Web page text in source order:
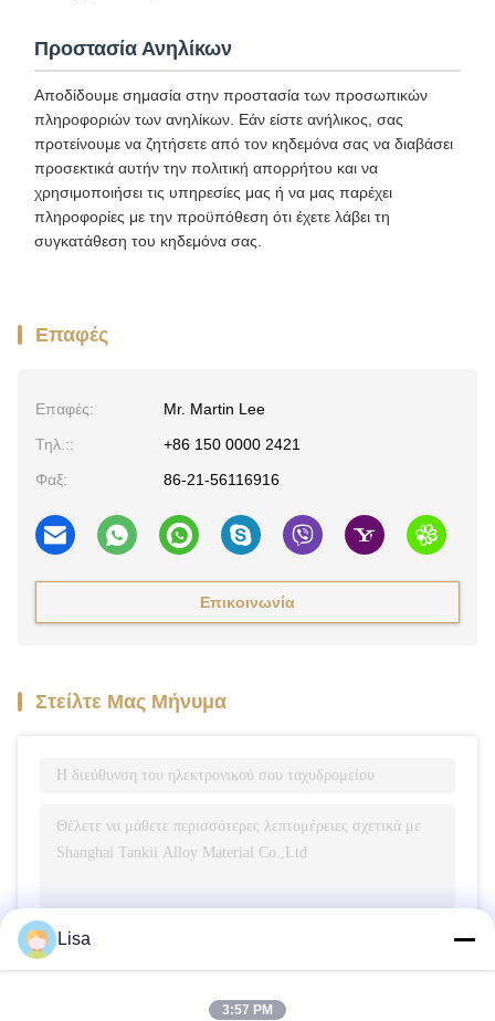
Προστασία Ανηλίκων
Αποδίδουμε σημασία στην προστασία των προσωπικών
πληροφοριών των ανηλίκων. Εάν είστε ανήλικος, σας
προτείνουμε να ζητήσετε από τον κηδεμόνα σας να διαβάσει
προσεκτικά αυτήν την πολιτική απορρήτου και να
χρησιμοποιήσει τις υπηρεσίες μας ή να μας παρέχει
πληροφορίες με την προϋπόθεση ότι έχετε λάβει τη
συγκατάθεση του κηδεμόνα σας.
Επαφές
Επαφές:
Mr. Martin Lee
Τηλ.::
+86 150 0000 2421
Φαξ:
86-21-56116916
Επικοινωνία
Στείλτε Μας Μήνυμα
Lisa
3:57 PM